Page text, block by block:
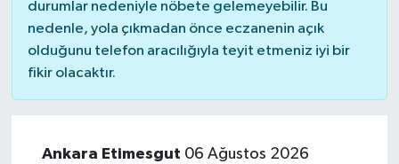
durumlar nedeniyle nöbete gelemeyebilir. Bu
nedenle, yola çıkmadan önce eczanenin açık
olduğunu telefon aracılığıyla teyit etmeniz iyi bir
fikir olacaktır.
Ankara Etimesgut 06 Ağustos 2026